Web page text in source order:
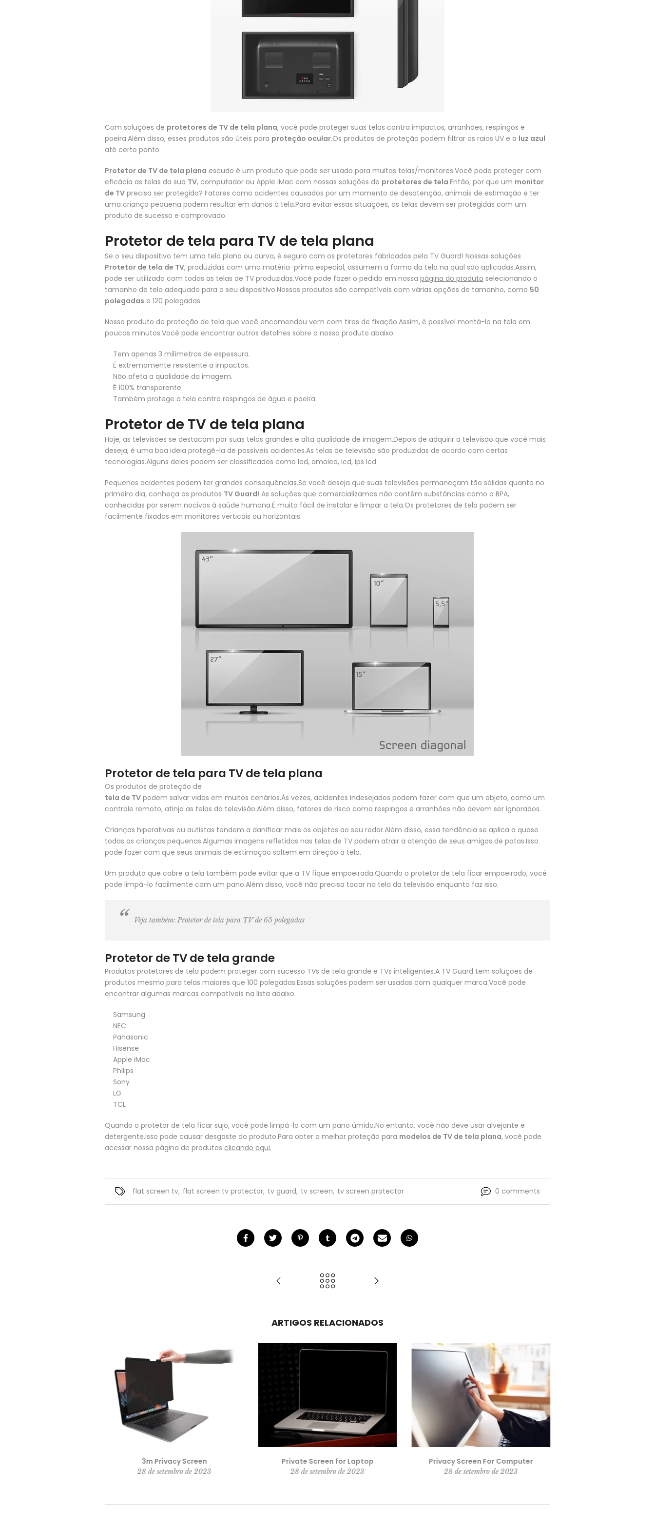
Com soluções de protetores de TV de tela plana, você pode proteger suas telas contra impactos, arranhões, respingos e
poeira.Além disso, esses produtos são úteis para proteção ocular.Os produtos de proteção podem filtrar os raios UV e a luz azul
até certo ponto.
Protetor de TV de tela plana escudo é um produto que pode ser usado para muitas telas/monitores.Você pode proteger com
eficácia as telas da sua TV, computador ou Apple iMac com nossas soluções de protetores de tela.Então, por que um monitor
de TV precisa ser protegido? Fatores como acidentes causados ​​por um momento de desatenção, animais de estimação e ter
uma criança pequena podem resultar em danos à tela.Para evitar essas situações, as telas devem ser protegidas com um
produto de sucesso e comprovado.
Protetor de tela para TV de tela plana
Se o seu dispositivo tem uma tela plana ou curva, é seguro com os protetores fabricados pela TV Guard! Nossas soluções
Protetor de tela de TV, produzidas com uma matéria-prima especial, assumem a forma da tela na qual são aplicadas.Assim,
pode ser utilizado com todas as telas de TV produzidas.Você pode fazer o pedido em nossa página do produto selecionando o
tamanho de tela adequado para o seu dispositivo.Nossos produtos são compatíveis com várias opções de tamanho, como 50
polegadas e 120 polegadas.
Nosso produto de proteção de tela que você encomendou vem com tiras de fixação.Assim, é possível montá-lo na tela em
poucos minutos.Você pode encontrar outros detalhes sobre o nosso produto abaixo.
Tem apenas 3 milímetros de espessura.
É extremamente resistente a impactos.
Não afeta a qualidade da imagem.
É 100% transparente.
Também protege a tela contra respingos de água e poeira.
Protetor de TV de tela plana
Hoje, as televisões se destacam por suas telas grandes e alta qualidade de imagem.Depois de adquirir a televisão que você mais
deseja, é uma boa ideia protegê-la de possíveis acidentes.As telas de televisão são produzidas de acordo com certas
tecnologias.Alguns deles podem ser classificados como led, amoled, lcd, ips lcd.
Pequenos acidentes podem ter grandes consequências.Se você deseja que suas televisões permaneçam tão sólidas quanto no
primeiro dia, conheça os produtos TV Guard! As soluções que comercializamos não contêm substâncias como o BPA,
conhecidas por serem nocivas à saúde humana.É muito fácil de instalar e limpar a tela.Os protetores de tela podem ser
facilmente fixados em monitores verticais ou horizontais.
Protetor de tela para TV de tela plana
Os produtos de proteção de
tela de TV podem salvar vidas em muitos cenários.Às vezes, acidentes indesejados podem fazer com que um objeto, como um
controle remoto, atinja as telas da televisão.Além disso, fatores de risco como respingos e arranhões não devem ser ignorados.
Crianças hiperativas ou autistas tendem a danificar mais os objetos ao seu redor.Além disso, essa tendência se aplica a quase
todas as crianças pequenas.Algumas imagens refletidas nas telas de TV podem atrair a atenção de seus amigos de patas.Isso
pode fazer com que seus animais de estimação saltem em direção à tela.
Um produto que cobre a tela também pode evitar que a TV fique empoeirada.Quando o protetor de tela ficar empoeirado, você
pode limpá-lo facilmente com um pano.Além disso, você não precisa tocar na tela da televisão enquanto faz isso.
Veja também: Protetor de tela para TV de 65 polegadas
Protetor de TV de tela grande
Produtos protetores de tela podem proteger com sucesso TVs de tela grande e TVs inteligentes.A TV Guard tem soluções de
produtos mesmo para telas maiores que 100 polegadas.Essas soluções podem ser usadas com qualquer marca.Você pode
encontrar algumas marcas compatíveis na lista abaixo.
Samsung
NEC
Panasonic
Hisense
Apple iMac
Philips
Sony
LG
TCL
Quando o protetor de tela ficar sujo, você pode limpá-lo com um pano úmido.No entanto, você não deve usar alvejante e
detergente.Isso pode causar desgaste do produto.Para obter a melhor proteção para modelos de TV de tela plana, você pode
acessar nossa página de produtos clicando aqui.
flat screen tv, flat screen tv protector, tv guard, tv screen, tv screen protector 0 comments
ARTIGOS RELACIONADOS
3m Privacy Screen
28 de setembro de 2023
Private Screen for Laptop
28 de setembro de 2023
Privacy Screen For Computer
28 de setembro de 2023